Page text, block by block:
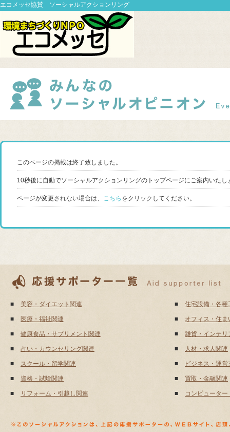
エコメッセ協賛 ソーシャルアクションリング
このページの掲載は終了致しました。
10秒後に自動でソーシャルアクションリングのトップページにご案内いたし
ページが変更されない場合は、 こちら をクリックしてください。
美容・ダイエット関連
■
医療・福祉関連
■
健康食品・サプリメント関連
■
占い・カウンセリング関連
■
スクール・留学関連
■
資格・試験関連
■
リフォーム・引越し関連
■
住宅設備・各種
■
オフィス・住ま
■
雑貨・インテリ
■
人材・求人関連
■
ビジネス・運営
■
買取・金融関連
■
コンピュータ
■